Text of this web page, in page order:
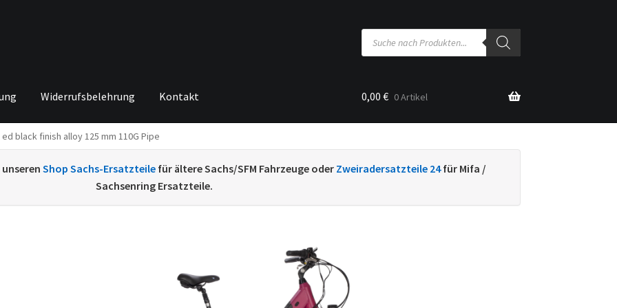
Products
search
Widerrufsbelehrung Kontakt
vonEchtheit von Bewertungen
Widerrufsbelehrung Zahlungsarten
0,00 € 0 Artikel
ed black finish alloy 125 mm 110G Pipe
Shop Sachs-Ersatzteilefür ältere Sachs/SFM Fahrzeuge oder Zweiradersatzteile 24für Mifa /
Sachsenring Ersatzteile.